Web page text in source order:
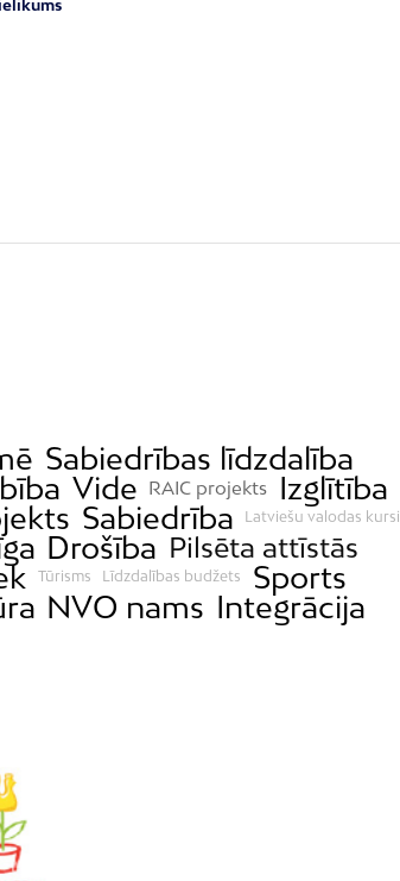
Sabiedrības līdzdalība
Vide RAIC projekts
Izglītība
Sabiedrība Latviešu valodas kursi
Drošība Pilsēta attīstās
Tūrisms Līdzdalības budžets
Sports
NVO nams Integrācija